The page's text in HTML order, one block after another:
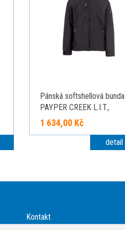
Pánská softshellová bunda
PAYPER CREEK L.I.T.,
antracitová, velikost XXS
1 634,00 Kč
detail
Kontakt